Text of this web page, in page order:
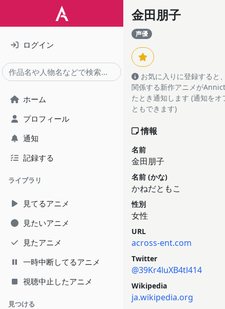
ログイン
ホーム
プロフィール
通知
記録する
ライブラリ
見てるアニメ
見たいアニメ
見たアニメ
一時中断してるアニメ
視聴中止したアニメ
見つける
金田朋子
声優
お気に入りに登録すると
関係する新作アニメが
たとき通知します (通知をオ
ともできます)
情報
名前
金田朋子
名前 (かな)
かねだともこ
性別
女性
URL
across-ent.com
Twitter
@39Kr4luXB4tl414
Wikipedia
ja.wikipedia.org